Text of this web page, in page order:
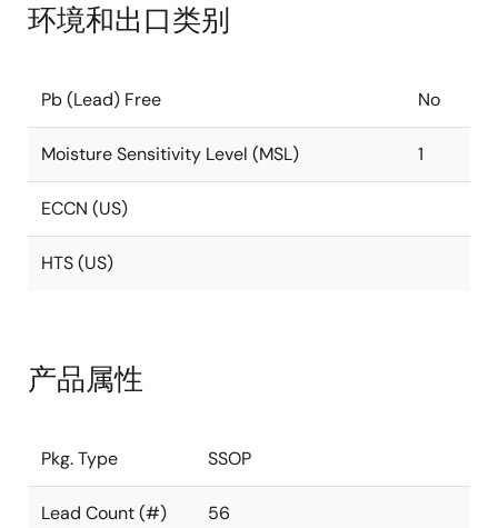
环境和出口类别
Pb (Lead) Free No
Moisture Sensitivity Level (MSL) 1
ECCN (US)
HTS (US)
产品属性
Pkg. Type SSOP
Lead Count (#) 56